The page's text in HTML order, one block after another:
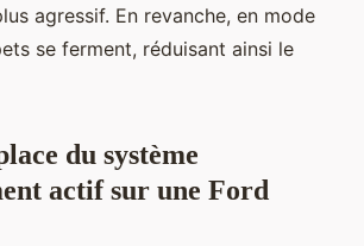
agressif. En revanche, en mode
se ferment, réduisant ainsi le
du système
actif sur une Ford